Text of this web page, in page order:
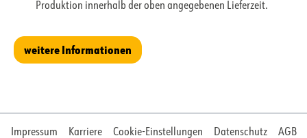
Produktion innerhalb der oben angegebenen Lieferzeit.
weitere Informationen
Impressum Karriere Cookie-Einstellungen Datenschutz AGB